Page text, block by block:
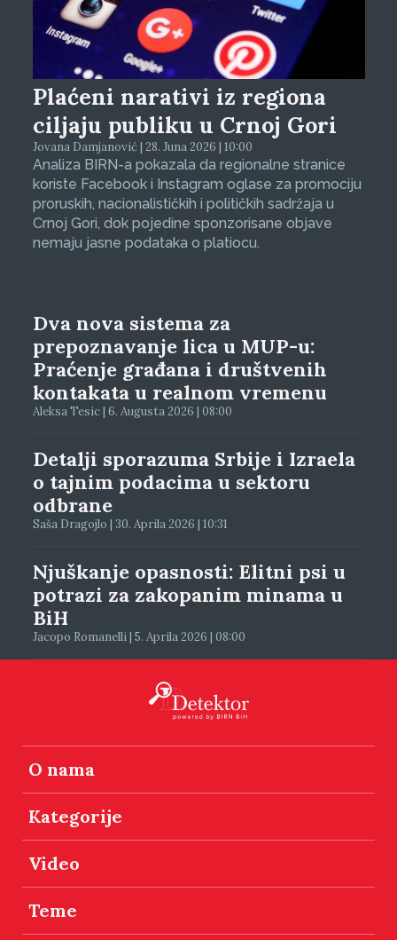
Plaćeni narativi iz regiona
ciljaju publiku u Crnoj Gori
Jovana Damjanović | 28. Juna 2026 | 10:00
Analiza BIRN-a pokazala da regionalne stranice
koriste Facebook i Instagram oglase za promociju
proruskih, nacionalističkih i političkih sadržaja u
Crnoj Gori, dok pojedine sponzorisane objave
nemaju jasne podataka o platiocu.
Dva nova sistema za
prepoznavanje lica u MUP-u:
Praćenje građana i društvenih
kontakata u realnom vremenu
Aleksa Tesic | 6. Augusta 2026 | 08:00
Detalji sporazuma Srbije i Izraela
o tajnim podacima u sektoru
odbrane
Saša Dragojlo | 30. Aprila 2026 | 10:31
Njuškanje opasnosti: Elitni psi u
potrazi za zakopanim minama u
BiH
Jacopo Romanelli | 5. Aprila 2026 | 08:00
O nama
Kategorije
Video
Teme